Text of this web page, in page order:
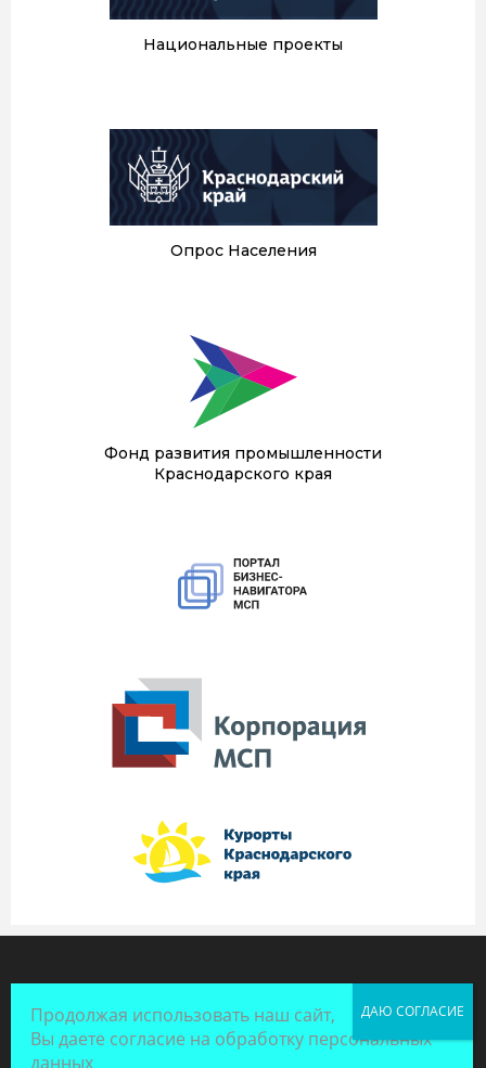
Национальные проекты
Опрос Населения
Фонд развития промышленности
Краснодарского края
Продолжая использовать наш сайт,
Вы даете согласие на обработку персональных
данных